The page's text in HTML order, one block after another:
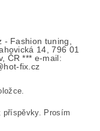
- Fashion tuning,
14, 796 01
ČR *** e-mail:
fix.cz
příspěvky. Prosím